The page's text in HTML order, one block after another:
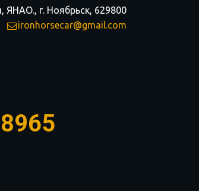
ЯНАО., г. Ноябрьск, 629800
ironhorsecar@gmail.com